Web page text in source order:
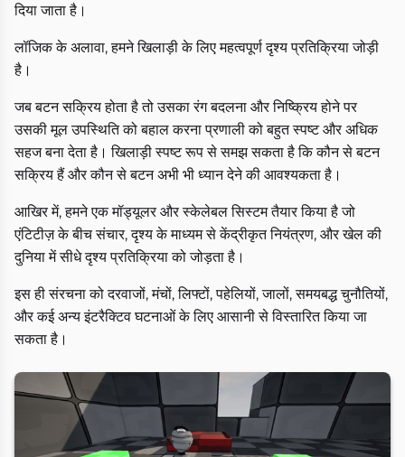
दिया जाता है।
लॉजिक के अलावा, हमने खिलाड़ी के लिए महत्वपूर्ण दृश्य प्रतिक्रिया जोड़ी
है।
जब बटन सक्रिय होता है तो उसका रंग बदलना और निष्क्रिय होने पर
उसकी मूल उपस्थिति को बहाल करना प्रणाली को बहुत स्पष्ट और अधिक
सहज बना देता है। खिलाड़ी स्पष्ट रूप से समझ सकता है कि कौन से बटन
सक्रिय हैं और कौन से बटन अभी भी ध्यान देने की आवश्यकता है।
आखिर में, हमने एक मॉड्यूलर और स्केलेबल सिस्टम तैयार किया है जो
एंटिटीज़ के बीच संचार, दृश्य के माध्यम से केंद्रीकृत नियंत्रण, और खेल की
दुनिया में सीधे दृश्य प्रतिक्रिया को जोड़ता है।
इस ही संरचना को दरवाजों, मंचों, लिफ्टों, पहेलियों, जालों, समयबद्ध चुनौतियों,
और कई अन्य इंटरैक्टिव घटनाओं के लिए आसानी से विस्तारित किया जा
सकता है।